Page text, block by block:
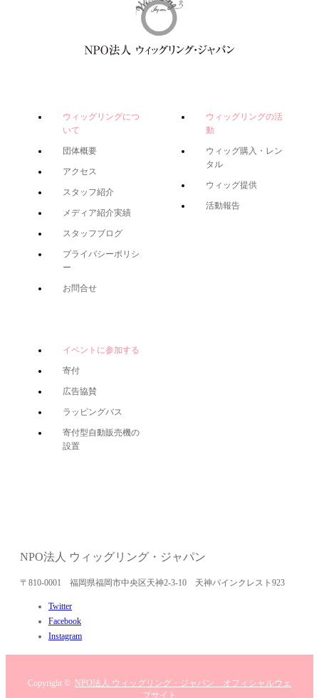
ウィッグリングにつ
いて
団体概要
アクセス
スタッフ紹介
メディア紹介実績
スタッフブログ
プライバシーポリシ
ー
お問合せ
ウィッグリングの活
動
ウィッグ購入・レン
タル
ウィッグ提供
活動報告
イベントに参加する
寄付
広告協賛
ラッピングバス
寄付型自動販売機の
設置
NPO法人 ウィッグリング・ジャパン
〒810-0001 福岡県福岡市中央区天神2-3-10 天神パインクレスト923
Twitter
Facebook
Instagram
Copyright © NPO法人 ウィッグリング・ジャパン オフィシャルウェ
ブサイト